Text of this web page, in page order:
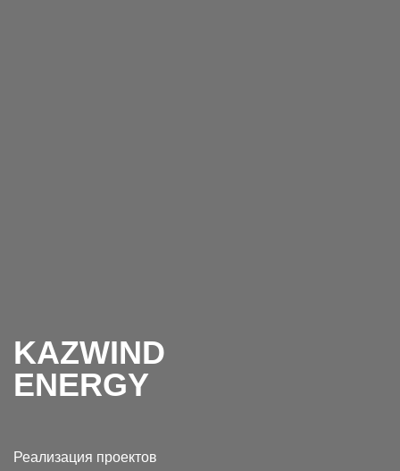
KAZWIND
ENERGY
Реализация проектов